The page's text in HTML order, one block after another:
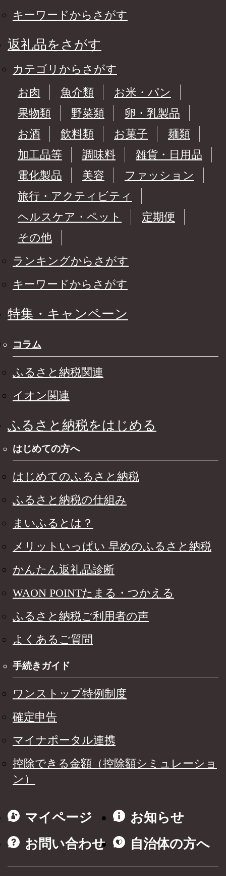
キーワードからさがす
返礼品をさがす
カテゴリからさがす
お肉
魚介類
お米・パン
果物類
野菜類
卵・乳製品
お酒
飲料類 お菓子
麺類
加工品等
調味料
雑貨・日用品
電化製品
美容
ファッション
旅行・アクティビティ
ヘルスケア・ペット
定期便
その他
ランキングからさがす
キーワードからさがす
特集・キャンペーン
コラム
ふるさと納税関連
イオン関連
ふるさと納税をはじめる
はじめての方へ
はじめてのふるさと納税
ふるさと納税の仕組み
まいふるとは？
メリットいっぱい 早めのふるさと納税
かんたん返礼品診断
WAON POINTたまる・つかえる
ふるさと納税ご利用者の声
よくあるご質問
手続きガイド
ワンストップ特例制度
確定申告
マイナポータル連携
控除できる金額（控除額シミュレーショ
ン）
マイページ
お知らせ
お問い合わせ
自治体の方へ